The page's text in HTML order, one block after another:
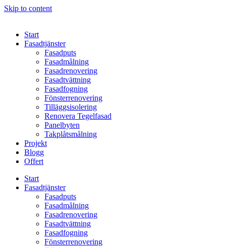
Skip to content
Start
Fasadtjänster
Fasadputs
Fasadmålning
Fasadrenovering
Fasadtvättning
Fasadfogning
Fönsterrenovering
Tilläggsisolering
Renovera Tegelfasad
Panelbyten
Takplåtsmålning
Projekt
Blogg
Offert
Start
Fasadtjänster
Fasadputs
Fasadmålning
Fasadrenovering
Fasadtvättning
Fasadfogning
Fönsterrenovering